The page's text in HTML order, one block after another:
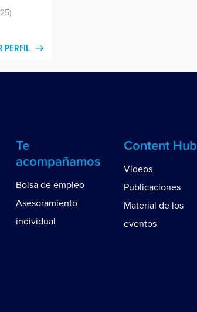
PERFIL
Te
acompañamos
Bolsa de empleo
Asesoramiento
individual
Content Hub
Vídeos
Publicaciones
Material de los
eventos